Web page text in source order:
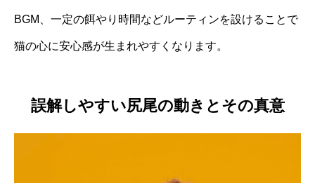
BGM、一定の餌やり時間などルーティンを設けることで
猫の心に安心感が生まれやすくなります。
誤解しやすい尻尾の動きとその真意